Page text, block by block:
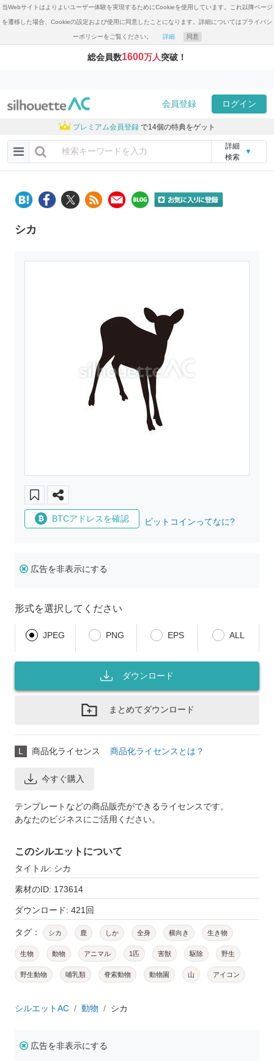
当Webサイトはよりよいユーザー体験を実現するためにCookieを使用しています。これ以降ページ
を遷移した場合、Cookieの設定および使用に同意したことになります。詳細についてはプライバシ
ーポリシーをご覧ください。 詳細 同意
総会員数1600万人突破！
会員登録 ログイン
プレミアム会員登録 で14個の特典をゲット
詳細
検索
▼
シカ
BTCアドレスを確認 ビットコインってなに?
広告を非表示にする
形式を選択してください
JPEG PNG EPS ALL
ダウンロード
まとめてダウンロード
L 商品化ライセンス 商品化ライセンスとは？
今すぐ購入
テンプレートなどの商品販売ができるライセンスです。
あなたのビジネスにご活用ください。
このシルエットについて
タイトル: シカ
素材のID: 173614
ダウンロード: 421回
タグ： シカ 鹿 しか 全身 横向き 生き物
生物 動物 アニマル 1匹 害獣 駆除 野生
野生動物 哺乳類 脊索動物 動物園 山 アイコン
シルエットAC 動物 シカ
広告を非表示にする